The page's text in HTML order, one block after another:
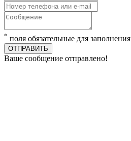
* поля обязательные для заполнения
ОТПРАВИТЬ
Ваше сообщение отправлено!